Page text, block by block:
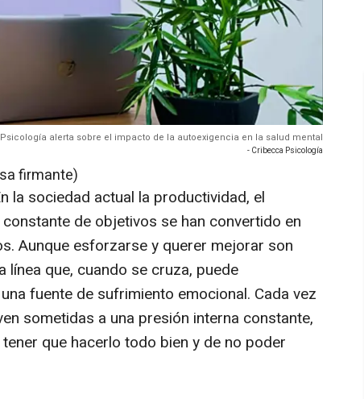
alerta sobre el impacto de la autoexigencia en la salud mental
- Cribecca Psicología
firmante)
la sociedad actual la productividad, el
de objetivos se han convertido en
Aunque esforzarse y querer mejorar son
que, cuando se cruza, puede
fuente de sufrimiento emocional. Cada vez
sometidas a una presión interna constante,
que hacerlo todo bien y de no poder